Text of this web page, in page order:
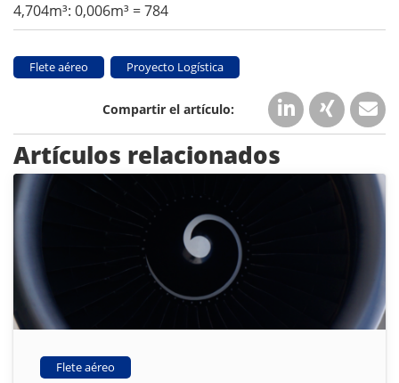
4,704m³: 0,006m³ = 784
Flete aéreo Proyecto Logística
Artículos relacionados
Flete aéreo